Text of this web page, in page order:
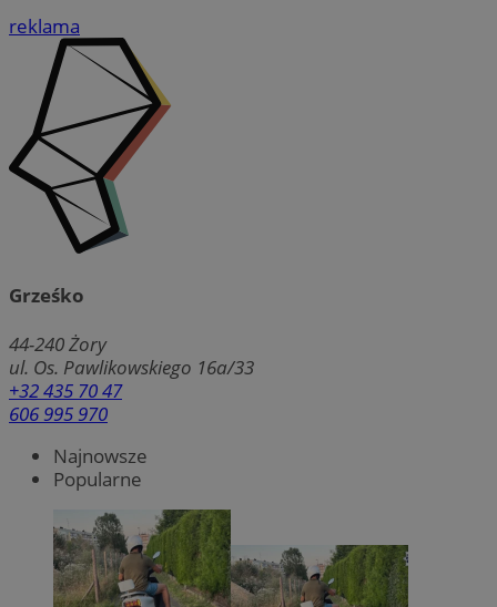
reklama
Grześko
44-240Żory
ul. Os. Pawlikowskiego 16a/33
+32 435 70 47
606 995 970
Najnowsze
Popularne